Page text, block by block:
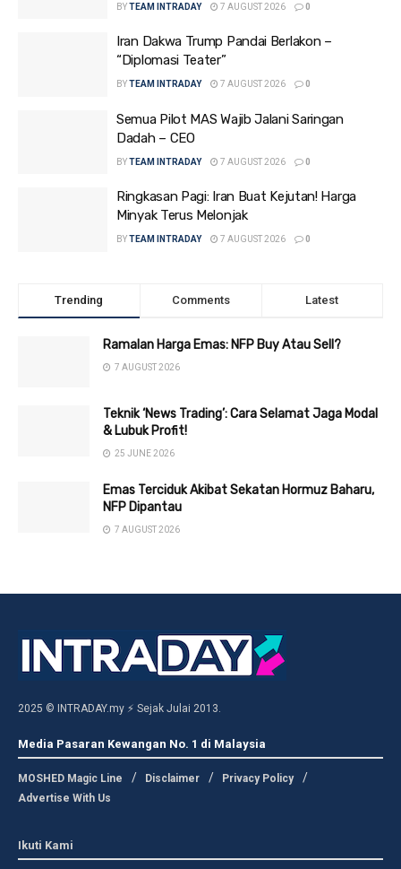
BYTEAM INTRADAY 7 AUGUST 2026 0
Iran Dakwa Trump Pandai Berlakon –
“Diplomasi Teater”
BYTEAM INTRADAY 7 AUGUST 2026 0
Semua Pilot MAS Wajib Jalani Saringan
Dadah – CEO
BYTEAM INTRADAY 7 AUGUST 2026 0
Ringkasan Pagi: Iran Buat Kejutan! Harga
Minyak Terus Melonjak
BYTEAM INTRADAY 7 AUGUST 2026 0
Trending Comments Latest
Ramalan Harga Emas: NFP Buy Atau Sell?
7 AUGUST 2026
Teknik ‘News Trading’: Cara Selamat Jaga Modal
& Lubuk Profit!
25 JUNE 2026
Emas Terciduk Akibat Sekatan Hormuz Baharu,
NFP Dipantau
7 AUGUST 2026
2025 © INTRADAY.my ⚡ Sejak Julai 2013.
Media Pasaran Kewangan No. 1 di Malaysia
MOSHED Magic Line Disclaimer
Privacy Policy
Advertise With Us
Ikuti Kami